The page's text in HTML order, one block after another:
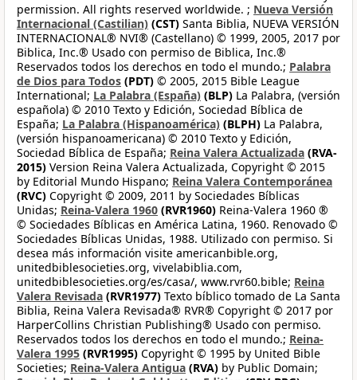
permission. All rights reserved worldwide. ; Nueva Versión
Internacional (Castilian) (CST) Santa Biblia, NUEVA VERSIÓN
INTERNACIONAL® NVI® (Castellano) © 1999, 2005, 2017 por
Biblica, Inc.® Usado con permiso de Biblica, Inc.®
Reservados todos los derechos en todo el mundo.; Palabra
de Dios para Todos (PDT) © 2005, 2015 Bible League
International; La Palabra (España) (BLP) La Palabra, (versión
española) © 2010 Texto y Edición, Sociedad Bíblica de
España; La Palabra (Hispanoamérica) (BLPH) La Palabra,
(versión hispanoamericana) © 2010 Texto y Edición,
Sociedad Bíblica de España; Reina Valera Actualizada (RVA-
2015) Version Reina Valera Actualizada, Copyright © 2015
by Editorial Mundo Hispano; Reina Valera Contemporánea
(RVC) Copyright © 2009, 2011 by Sociedades Bíblicas
Unidas; Reina-Valera 1960 (RVR1960) Reina-Valera 1960 ®
© Sociedades Bíblicas en América Latina, 1960. Renovado ©
Sociedades Bíblicas Unidas, 1988. Utilizado con permiso. Si
desea más información visite americanbible.org,
unitedbiblesocieties.org, vivelabiblia.com,
unitedbiblesocieties.org/es/casa/, www.rvr60.bible; Reina
Valera Revisada (RVR1977) Texto bíblico tomado de La Santa
Biblia, Reina Valera Revisada® RVR® Copyright © 2017 por
HarperCollins Christian Publishing® Usado con permiso.
Reservados todos los derechos en todo el mundo.; Reina-
Valera 1995 (RVR1995) Copyright © 1995 by United Bible
Societies; Reina-Valera Antigua (RVA) by Public Domain;